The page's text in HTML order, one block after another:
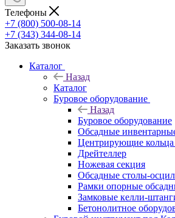
Телефоны
+7 (800) 500-08-14
+7 (343) 344-08-14
Заказать звонок
Каталог
Назад
Каталог
Буровое оборудование
Назад
Буровое оборудование
Обсадные
Центрирующие
Дрейтеллер
Ножевая секция
Обсадные столы-
Рамки опорные
Замковые келли-
Бетонолитное